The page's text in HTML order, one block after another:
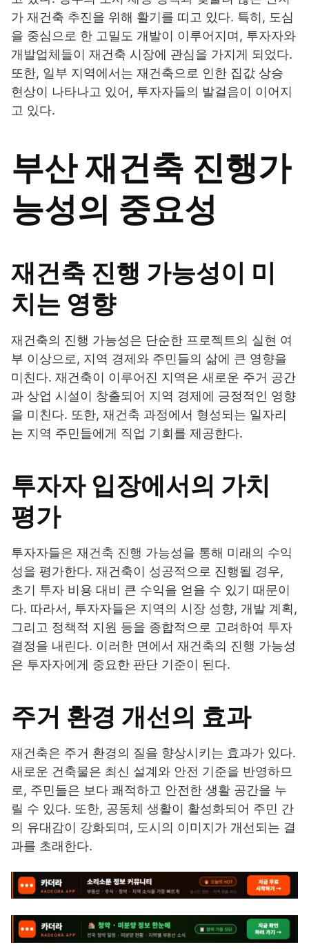
가 재건축 추진을 위해 활기를 띠고 있다. 특히, 도심
을 중심으로 한 고밀도 개발이 이루어지며, 투자자와
개발업체들이 재건축 시장에 관심을 가지게 되었다.
또한, 일부 지역에서는 재건축으로 인한 집값 상승
현상이 나타나고 있어, 투자자들의 발걸음이 이어지
고 있다.
부산 재건축 진행가
능성의 중요성
재건축 진행 가능성이 미
치는 영향
재건축의 진행 가능성은 단순한 프로젝트의 실현 여
부 이상으로, 지역 경제와 주민들의 삶에 큰 영향을
미친다. 재건축이 이루어진 지역은 새로운 주거 공간
과 상업 시설이 창출되어 지역 경제에 긍정적인 영향
을 미친다. 또한, 재건축 과정에서 형성되는 일자리
는 지역 주민들에게 직업 기회를 제공한다.
투자자 입장에서의 가치
평가
투자자들은 재건축 진행 가능성을 통해 미래의 수익
성을 평가한다. 재건축이 성공적으로 진행될 경우,
초기 투자 비용 대비 큰 수익을 얻을 수 있기 때문이
다. 따라서, 투자자들은 지역의 시장 성향, 개발 계획,
그리고 정책적 지원 등을 종합적으로 고려하여 투자
결정을 내린다. 이러한 면에서 재건축의 진행 가능성
은 투자자에게 중요한 판단 기준이 된다.
주거 환경 개선의 효과
재건축은 주거 환경의 질을 향상시키는 효과가 있다.
새로운 건축물은 최신 설계와 안전 기준을 반영하므
로, 주민들은 보다 쾌적하고 안전한 생활 공간을 누
릴 수 있다. 또한, 공동체 생활이 활성화되어 주민 간
의 유대감이 강화되며, 도시의 이미지가 개선되는 결
과를 초래한다.